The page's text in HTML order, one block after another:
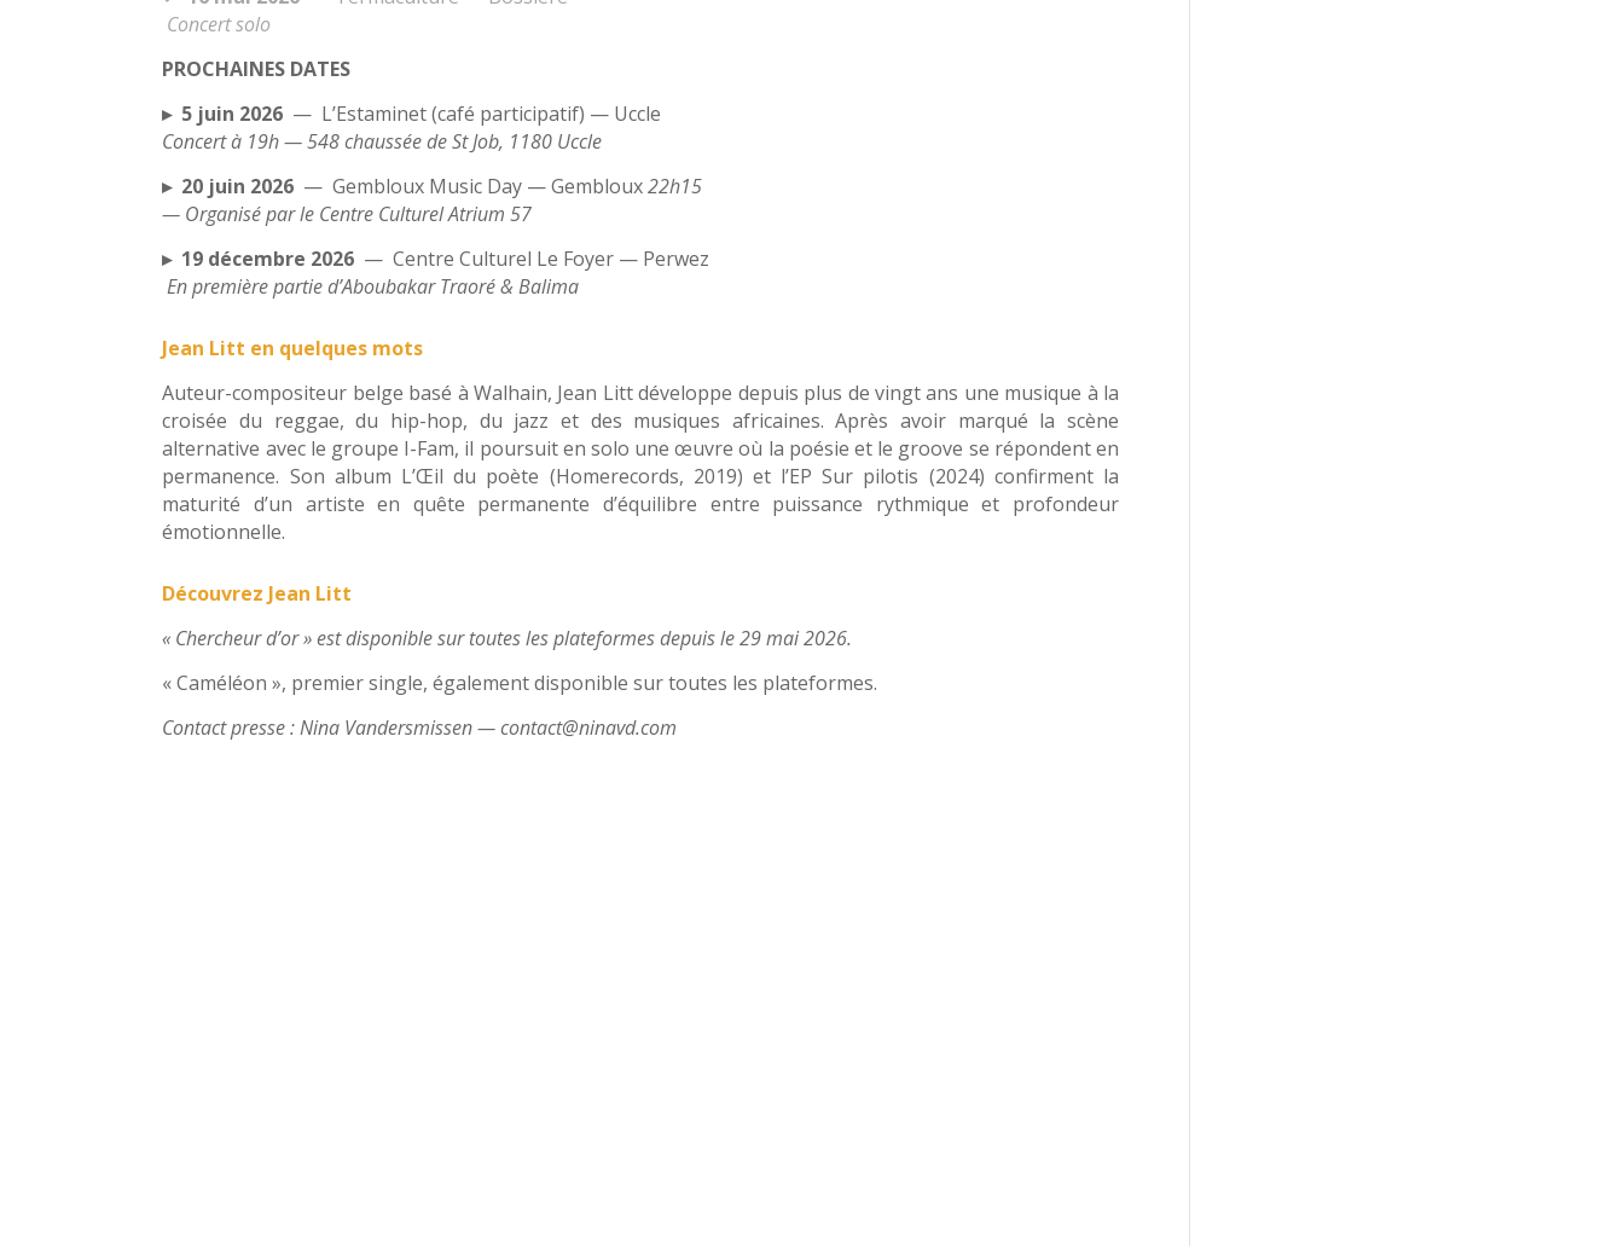
Concert solo
PROCHAINES DATES
▸ 5 juin 2026 — L’Estaminet (café participatif) — Uccle
Concert à 19h — 548 chaussée de St Job, 1180 Uccle
▸ 20 juin 2026 — Gembloux Music Day — Gembloux22h15
— Organisé par le Centre Culturel Atrium 57
▸ 19 décembre 2026 — Centre Culturel Le Foyer — Perwez
En première partie d’Aboubakar Traoré & Balima
Jean Litt en quelques mots
Auteur-compositeur belge basé à Walhain, Jean Litt développe depuis plus de vingt ans une musique à la
croisée du reggae, du hip-hop, du jazz et des musiques africaines. Après avoir marqué la scène
alternative avec le groupe I-Fam, il poursuit en solo une œuvre où la poésie et le groove se répondent en
permanence. Son album L’Œil du poète (Homerecords, 2019) et l’EP Sur pilotis (2024) confirment la
maturité d’un artiste en quête permanente d’équilibre entre puissance rythmique et profondeur
émotionnelle.
Découvrez Jean Litt
« Chercheur d’or » est disponible sur toutes les plateformes depuis le 29 mai 2026.
« Caméléon », premier single, également disponible sur toutes les plateformes.
Contact presse : Nina Vandersmissen — contact@ninavd.com